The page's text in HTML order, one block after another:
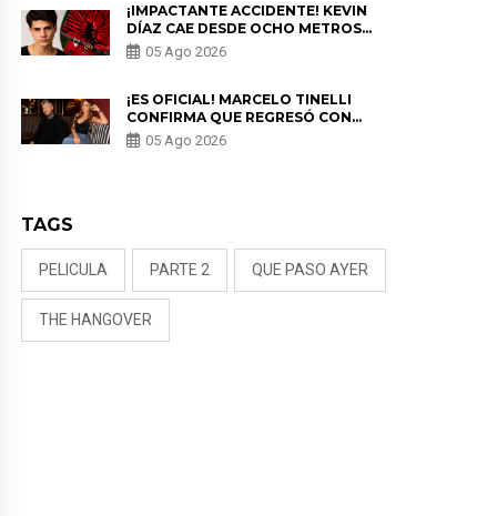
¡IMPACTANTE ACCIDENTE! KEVIN
DÍAZ CAE DESDE OCHO METROS
EN “ESTO ES GUERRA” Y GENERA
PREOCUPACIÓN
05 Ago 2026
¡ES OFICIAL! MARCELO TINELLI
CONFIRMA QUE REGRESÓ CON
MILETT FIGUEROA: “EL AMOR
PUDO MÁS”
05 Ago 2026
TAGS
PELICULA PARTE 2 QUE PASO AYER
THE HANGOVER